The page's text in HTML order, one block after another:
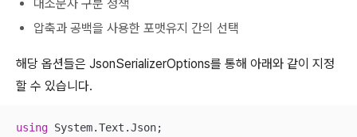
대소문자 구분 정책
압축과 공백을 사용한 포맷유지 간의 선택
해당 옵션들은 JsonSerializerOptions를 통해 아래와 같이 지정
할 수 있습니다.
using